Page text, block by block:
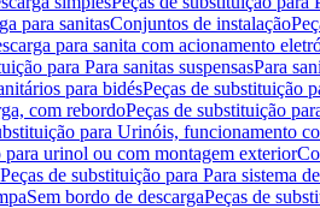
para sanitasConjuntos de instalação
para sanita com acionamento
para Para sanitas suspensasPara
para bidésPeças de substituição
com rebordoPeças de substituição
para Urinóis, funcionamento
para urinol ou com montagem exterior
Peças de substituição para Para sistema
Sem bordo de descargaPeças de